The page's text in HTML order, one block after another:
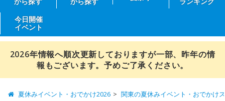
今日開催
イベント
2026年情報へ順次更新しておりますが一部、昨年の情
報もございます。予めご了承ください。
夏休みイベント・おでかけ2026 関東の夏休みイベント・おでかけ